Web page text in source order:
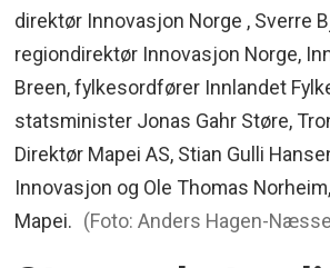
direktør Innovasjon Norge , Sverre
regiondirektør Innovasjon Norge,
Breen, fylkesordfører Innlandet
statsminister Jonas Gahr Støre,
Direktør Mapei AS, Stian Gulli
Innovasjon og Ole Thomas
Mapei. (Foto: Anders Hagen-